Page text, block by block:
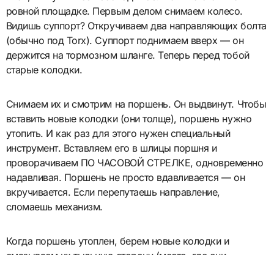
ровной площадке. Первым делом снимаем колесо.
Видишь суппорт? Откручиваем два направляющих болта
(обычно под Torx). Суппорт поднимаем вверх — он
держится на тормозном шланге. Теперь перед тобой
старые колодки.
Снимаем их и смотрим на поршень. Он выдвинут. Чтобы
вставить новые колодки (они толще), поршень нужно
утопить. И как раз для этого нужен специальный
инструмент. Вставляем его в шлицы поршня и
проворачиваем ПО ЧАСОВОЙ СТРЕЛКЕ, одновременно
надавливая. Поршень не просто вдавливается — он
вкручивается. Если перепутаешь направление,
сломаешь механизм.
Когда поршень утоплен, берем новые колодки и